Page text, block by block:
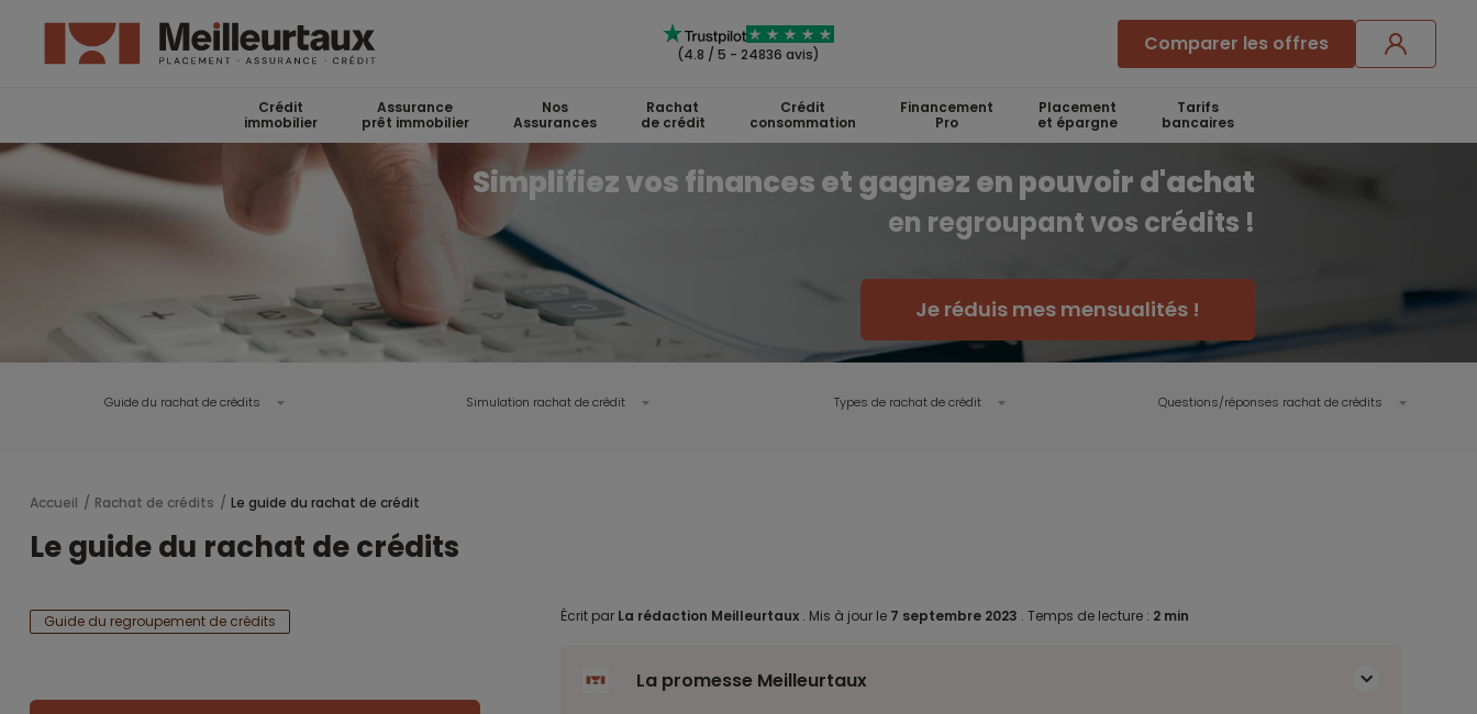
(4.8 / 5 - 24836 avis) Comparer les offres
Crédit
immobilier
Assurance
prêt immobilier
Nos
Assurances
Rachat
de crédit
Crédit
consommation
Financement
Pro
Placement
et épargne
Tarifs
bancaires
Simplifiez vos finances et gagnez en pouvoir d'achat
en regroupant vos crédits !
Je réduis mes mensualités !
Guide du rachat de crédits Simulation rachat de crédit Types de rachat de crédit Questions/réponses rachat de crédits
Accueil Rachat de crédits Le guide du rachat de crédit
Le guide du rachat de crédits
Guide du regroupement de crédits Écrit par La rédaction Meilleurtaux. Mis à jour le 7 septembre 2023 . Temps de lecture : 2 min
La promesse Meilleurtaux